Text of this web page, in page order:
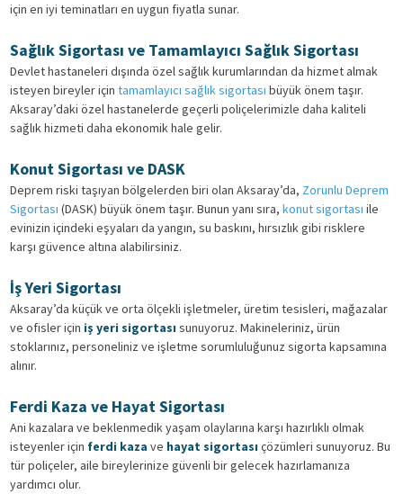
için en iyi teminatları en uygun fiyatla sunar.
Sağlık Sigortası ve Tamamlayıcı Sağlık Sigortası
Devlet hastaneleri dışında özel sağlık kurumlarından da hizmet almak
isteyen bireyler için tamamlayıcı sağlık sigortası büyük önem taşır.
Aksaray’daki özel hastanelerde geçerli poliçelerimizle daha kaliteli
sağlık hizmeti daha ekonomik hale gelir.
Konut Sigortası ve DASK
Deprem riski taşıyan bölgelerden biri olan Aksaray’da, Zorunlu Deprem
Sigortası (DASK) büyük önem taşır. Bunun yanı sıra, konut sigortası ile
evinizin içindeki eşyaları da yangın, su baskını, hırsızlık gibi risklere
karşı güvence altına alabilirsiniz.
İş Yeri Sigortası
Aksaray’da küçük ve orta ölçekli işletmeler, üretim tesisleri, mağazalar
ve ofisler için iş yeri sigortası sunuyoruz. Makineleriniz, ürün
stoklarınız, personeliniz ve işletme sorumluluğunuz sigorta kapsamına
alınır.
Ferdi Kaza ve Hayat Sigortası
Ani kazalara ve beklenmedik yaşam olaylarına karşı hazırlıklı olmak
isteyenler için ferdi kaza ve hayat sigortası çözümleri sunuyoruz. Bu
tür poliçeler, aile bireylerinize güvenli bir gelecek hazırlamanıza
yardımcı olur.